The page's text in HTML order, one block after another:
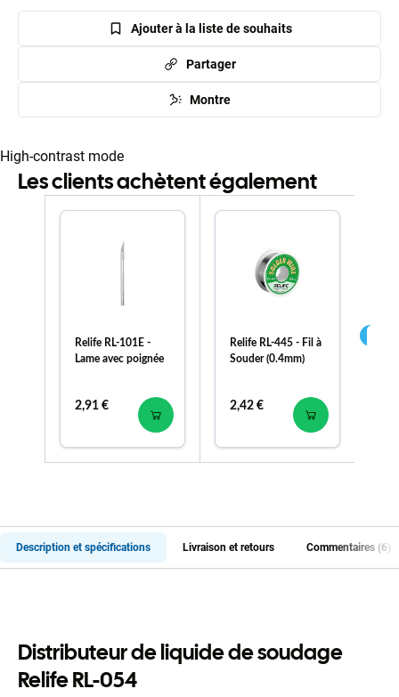
Ajouter à la liste de souhaits
Partager
Montre
High-contrast mode
Les clients achètent également
Relife RL-101E -
Lame avec poignée
2,91 €
Relife RL-445 - Fil à
Souder (0.4mm)
2,42 €
Description et spécifications Livraison et retours Commentaires (6)
Distributeur de liquide de soudage
Relife RL-054